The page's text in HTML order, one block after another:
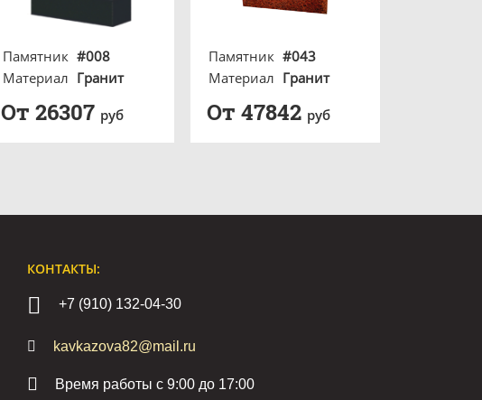
Памятник #008
Материал Гранит
От 26307 руб
Памятник #043
Материал Гранит
От 47842 руб
КОНТАКТЫ:
+7 (910) 132-04-30
kavkazova82@mail.ru
Время работы с 9:00 до 17:00